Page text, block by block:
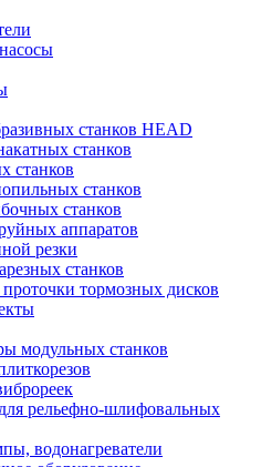
станков HEAD
станков
станков
станков
станков
аппаратов
резки
станков
проточки тормозных дисков
модульных станков
рельефно-шлифовальных
водонагреватели